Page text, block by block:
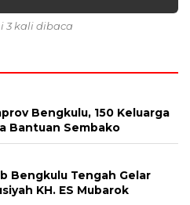
3 kali dibaca
Bengkulu, 150 Keluarga
Bantuan Sembako
Bengkulu Tengah Gelar
KH. ES Mubarok